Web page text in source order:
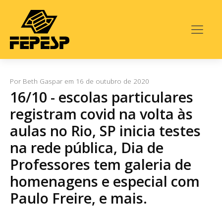
Por Beth Gaspar em 16 de outubro de 2020
16/10 - escolas particulares
registram covid na volta às
aulas no Rio, SP inicia testes
na rede pública, Dia de
Professores tem galeria de
homenagens e especial com
Paulo Freire, e mais.